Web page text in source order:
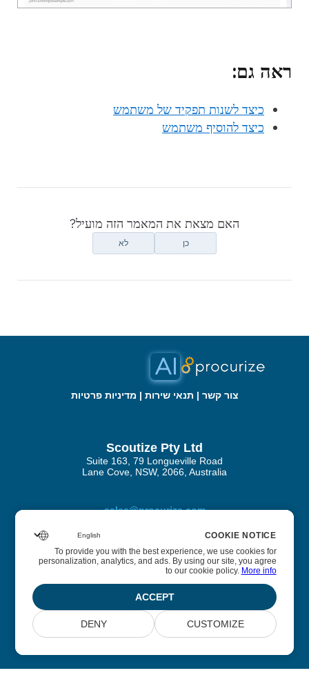
ראה גם:
כיצד לשנות תפקיד של משתמש
כיצד להוסיף משתמש
האם מצאת את המאמר הזה מועיל?
כן לא
צור קשר | תנאי שירות | מדיניות פרטיות
Scoutize Pty Ltd
Suite 163, 79 Longueville Road
Lane Cove, NSW, 2066, Australia
sales@procurize.com
אודות Procurize AI
© 2026 Scoutize Pty Ltd
COOKIE NOTICE
To provide you with the best experience, we use cookies for
personalization, analytics, and ads. By using our site, you agree
to our cookie policy. More info
ACCEPT
CUSTOMIZE
DENY
COOKIE NOTICE
To provide you with the best experience, we use cookies for
personalization, analytics, and ads. By using our site, you agree
to our cookie policy. More info
ACCEPT
CUSTOMIZE
DENY